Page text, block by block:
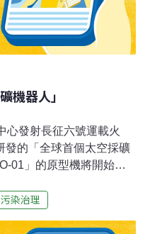
機器人」
心發射長征六號運載火
發的「全球首個太空採礦
01」的原型機將開始
礦機器人」原型機，是
污染治理